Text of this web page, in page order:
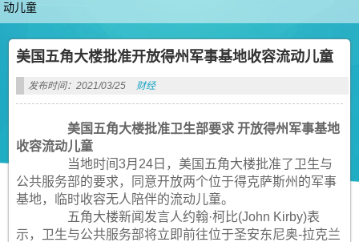
动儿童
美国五角大楼批准开放得州军事基地收容流动儿童
发布时间：2021/03/25 财经
美国五角大楼批准卫生部要求 开放得州军事基地
收容流动儿童
当地时间3月24日，美国五角大楼批准了卫生与
公共服务部的要求，同意开放两个位于得克萨斯州的军事
基地，临时收容无人陪伴的流动儿童。
五角大楼新闻发言人约翰·柯比(John Kirby)表
示，卫生与公共服务部将立即前往位于圣安东尼奥-拉克兰